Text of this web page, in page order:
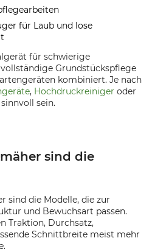
für Laub und lose
für schwierige
Grundstückspflege
kombiniert. Je nach
, Hochdruckreiniger oder
sein.
sind die
sind die Modelle, die zur
und Bewuchsart passen.
Traktion, Durchsatz,
Schnittbreite meist mehr